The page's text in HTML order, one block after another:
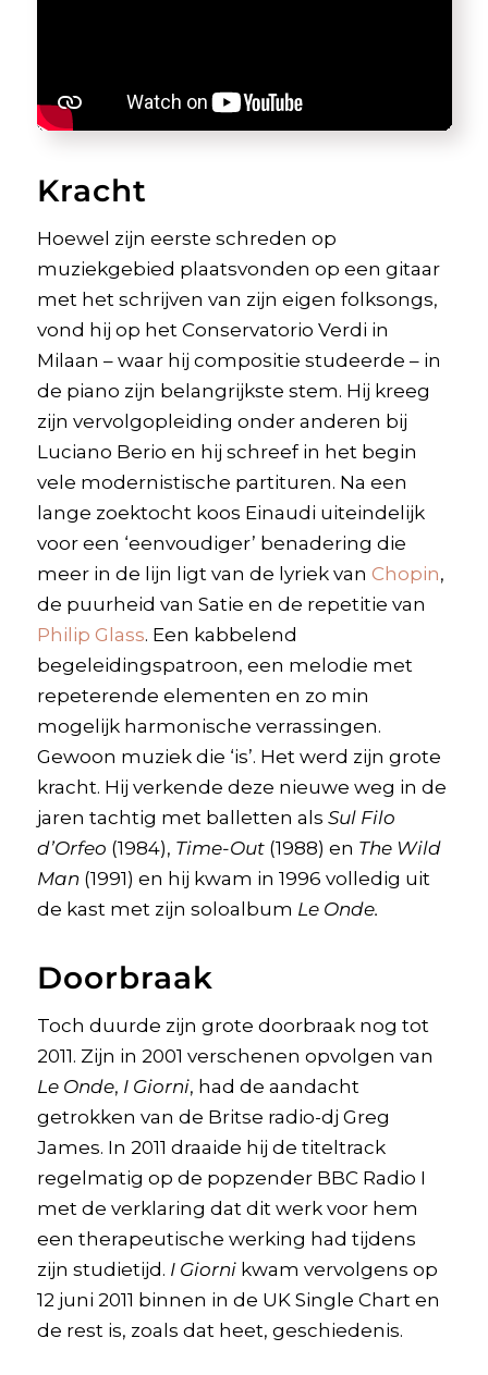
Kracht
Hoewel zijn eerste schreden op
muziekgebied plaatsvonden op een gitaar
met het schrijven van zijn eigen folksongs,
vond hij op het Conservatorio Verdi in
Milaan – waar hij compositie studeerde – in
de piano zijn belangrijkste stem. Hij kreeg
zijn vervolgopleiding onder anderen bij
Luciano Berio en hij schreef in het begin
vele modernistische partituren. Na een
lange zoektocht koos Einaudi uiteindelijk
voor een ‘eenvoudiger’ benadering die
meer in de lijn ligt van de lyriek van Chopin,
de puurheid van Satie en de repetitie van
Philip Glass. Een kabbelend
begeleidingspatroon, een melodie met
repeterende elementen en zo min
mogelijk harmonische verrassingen.
Gewoon muziek die ‘is’. Het werd zijn grote
kracht. Hij verkende deze nieuwe weg in de
jaren tachtig met balletten als Sul Filo
d’Orfeo (1984), Time-Out(1988) en The Wild
Man (1991) en hij kwam in 1996 volledig uit
de kast met zijn soloalbum Le Onde.
Doorbraak
Toch duurde zijn grote doorbraak nog tot
2011. Zijn in 2001 verschenen opvolgen van
Le Onde, I Giorni, had de aandacht
getrokken van de Britse radio-dj Greg
James. In 2011 draaide hij de titeltrack
regelmatig op de popzender BBC Radio I
met de verklaring dat dit werk voor hem
een therapeutische werking had tijdens
zijn studietijd. I Giornikwam vervolgens op
12 juni 2011 binnen in de UK Single Chart en
de rest is, zoals dat heet, geschiedenis.